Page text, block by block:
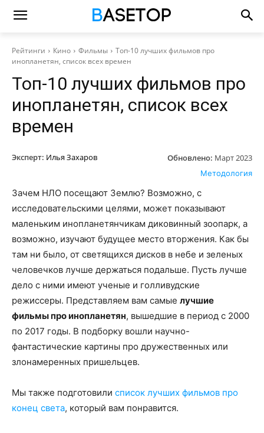
Рейтинги Кино Фильмы
Топ-10 лучших фильмов про
инопланетян, список всех времен
Топ-10 лучших фильмов про
инопланетян, список всех
времен
Эксперт: Илья Захаров Обновлено: Март 2023
Методология
Зачем НЛО посещают Землю? Возможно, с
исследовательскими целями, может показывают
маленьким инопланетянчикам диковинный зоопарк, а
возможно, изучают будущее место вторжения. Как бы
там ни было, от светящихся дисков в небе и зеленых
человечков лучше держаться подальше. Пусть лучше
дело с ними имеют ученые и голливудские
режиссеры. Представляем вам самые лучшие
фильмы про инопланетян, вышедшие в период с 2000
по 2017 годы. В подборку вошли научно-
фантастические картины про дружественных или
злонамеренных пришельцев.
Мы также подготовили список лучших фильмов про
конец света, который вам понравится.